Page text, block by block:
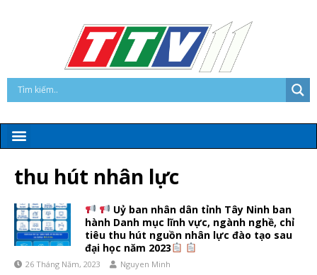
thu hút nhân lực
Uỷ ban nhân dân tỉnh Tây Ninh ban
hành Danh mục lĩnh vực, ngành nghề, chỉ
tiêu thu hút nguồn nhân lực đào tạo sau
đại học năm 2023
26 Tháng Năm, 2023 Nguyen Minh